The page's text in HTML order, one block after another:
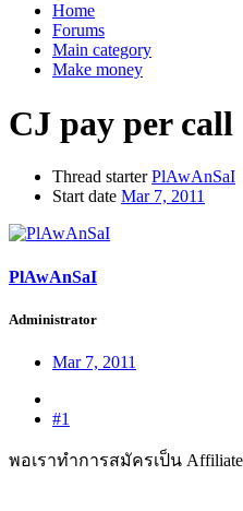
Home
Forums
Main category
Make money
CJ pay per call
Thread starter PlAwAnSaI
Start date Mar 7, 2011
PlAwAnSaI
Administrator
Mar 7, 2011
#1
พอเราทำการสมัครเป็น